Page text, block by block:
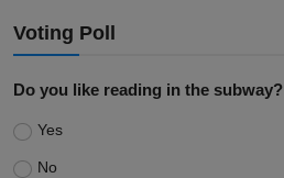
Voting Poll
Do you like reading in the subway?
Yes
No